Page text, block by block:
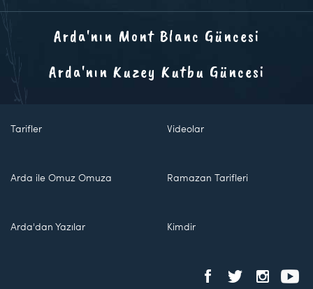
Arda'nın Mont Blanc Güncesi
Arda'nın Kuzey Kutbu Güncesi
Tarifler Videolar
Arda ile Omuz Omuza Ramazan Tarifleri
Arda'dan Yazılar Kimdir